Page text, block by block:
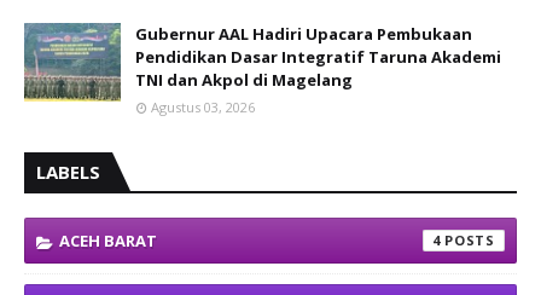
Gubernur AAL Hadiri Upacara Pembukaan
Pendidikan Dasar Integratif Taruna Akademi
TNI dan Akpol di Magelang
Agustus 03, 2026
LABELS
ACEH BARAT 4